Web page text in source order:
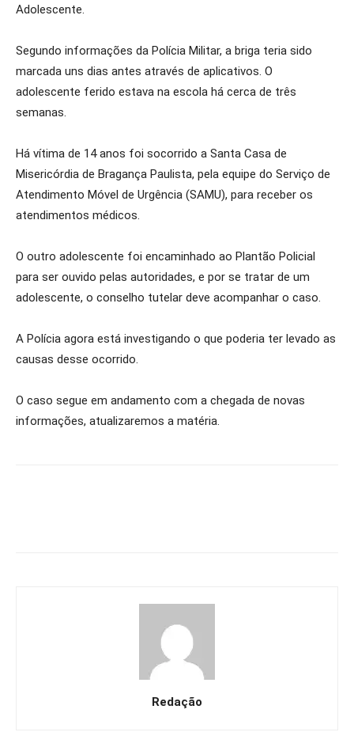
Adolescente.
Segundo informações da Polícia Militar, a briga teria sido
marcada uns dias antes através de aplicativos. O
adolescente ferido estava na escola há cerca de três
semanas.
Há vítima de 14 anos foi socorrido a Santa Casa de
Misericórdia de Bragança Paulista, pela equipe do Serviço de
Atendimento Móvel de Urgência (SAMU), para receber os
atendimentos médicos.
O outro adolescente foi encaminhado ao Plantão Policial
para ser ouvido pelas autoridades, e por se tratar de um
adolescente, o conselho tutelar deve acompanhar o caso.
A Polícia agora está investigando o que poderia ter levado as
causas desse ocorrido.
O caso segue em andamento com a chegada de novas
informações, atualizaremos a matéria.
Redação